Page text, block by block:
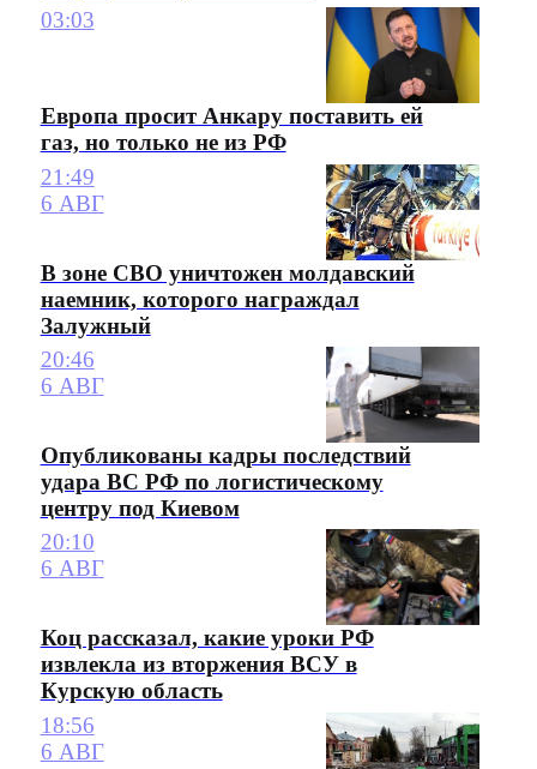
03:03
Европа просит Анкару поставить ей
газ, но только не из РФ
21:49
6 АВГ
В зоне СВО уничтожен молдавский
наемник, которого награждал
Залужный
20:46
6 АВГ
Опубликованы кадры последствий
удара ВС РФ по логистическому
центру под Киевом
20:10
6 АВГ
Коц рассказал, какие уроки РФ
извлекла из вторжения ВСУ в
Курскую область
18:56
6 АВГ